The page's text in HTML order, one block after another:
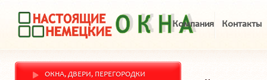
Компания Контакты
ОКНА, ДВЕРИ, ПЕРЕГОРОДКИ